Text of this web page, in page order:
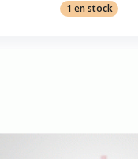
1 en stock